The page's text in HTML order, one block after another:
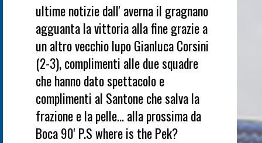
ultime notizie dall' averna il gragnano
agguanta la vittoria alla fine grazie a
un altro vecchio lupo Gianluca Corsini
(2-3), complimenti alle due squadre
che hanno dato spettacolo e
complimenti al Santone che salva la
frazione e la pelle... alla prossima da
Boca 90' P.S where is the Pek?